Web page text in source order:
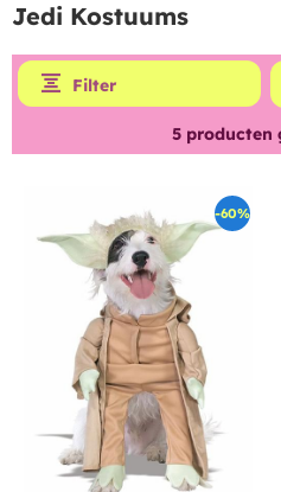
Jedi Kostuums
Filter
5 producten
-60%